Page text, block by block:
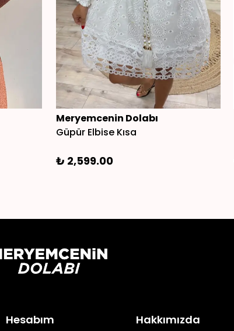
Meryemcenin Dolabı
Güpür Elbise Kısa
₺ 2,599.00
Hesabım Hakkımızda